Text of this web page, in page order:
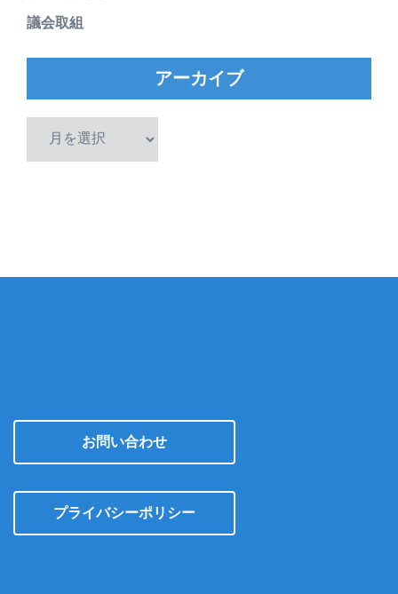
議会取組
アーカイブ
お問い合わせ
プライバシーポリシー